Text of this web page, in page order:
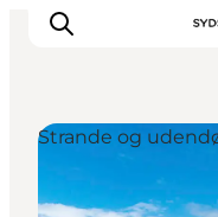
Oplev
Strande og